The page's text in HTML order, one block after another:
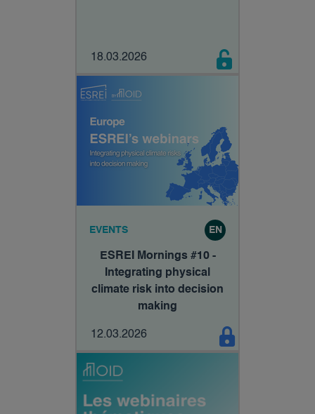
18.03.2026
EVENTS EN
ESREI Mornings #10 -
Integrating physical
climate risk into decision
making
12.03.2026